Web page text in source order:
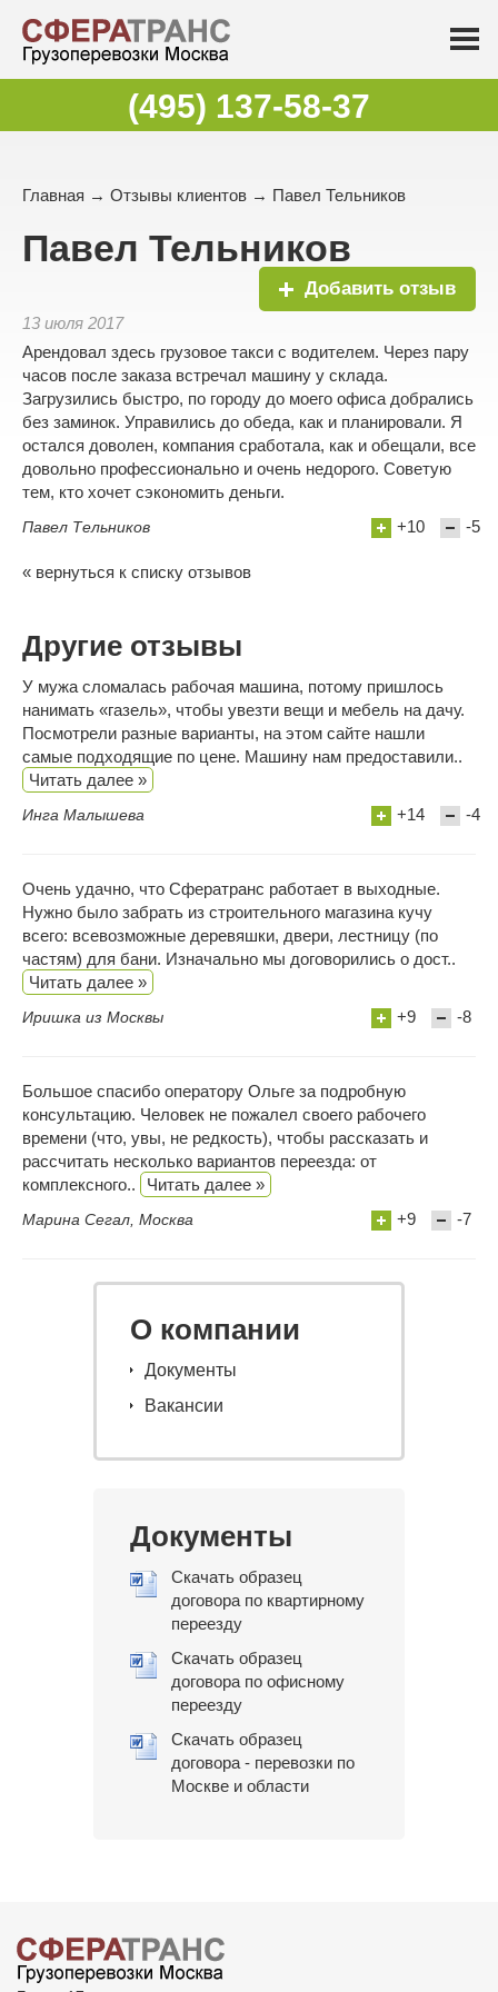
(495) 137-58-37
Главная → Отзывы клиентов → Павел Тельников
Павел Тельников
Добавить отзыв
13 июля 2017
Арендовал здесь грузовое такси с водителем. Через пару
часов после заказа встречал машину у склада.
Загрузились быстро, по городу до моего офиса добрались
без заминок. Управились до обеда, как и планировали. Я
остался доволен, компания сработала, как и обещали, все
довольно профессионально и очень недорого. Советую
тем, кто хочет сэкономить деньги.
Павел Тельников +10 -5
« вернуться к списку отзывов
Другие отзывы
У мужа сломалась рабочая машина, потому пришлось
нанимать «газель», чтобы увезти вещи и мебель на дачу.
Посмотрели разные варианты, на этом сайте нашли
самые подходящие по цене. Машину нам предоставили..
Читать далее »
Инга Малышева +14 -4
Очень удачно, что Сфератранс работает в выходные.
Нужно было забрать из строительного магазина кучу
всего: всевозможные деревяшки, двери, лестницу (по
частям) для бани. Изначально мы договорились о дост..
Читать далее »
Иришка из Москвы +9 -8
Большое спасибо оператору Ольге за подробную
консультацию. Человек не пожалел своего рабочего
времени (что, увы, не редкость), чтобы рассказать и
рассчитать несколько вариантов переезда: от
комплексного..
Читать далее »
Марина Сегал, Москва +9 -7
О компании
Документы
Вакансии
Документы
Скачать образец
договора по квартирному
переезду
Скачать образец
договора по офисному
переезду
Скачать образец
договора - перевозки по
Москве и области